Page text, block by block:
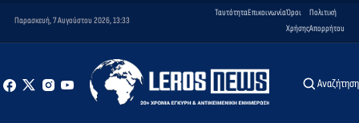
Παρασκευή, 7 Αυγούστου 2026, 13:33
ΤαυτότηταΕπικοινωνίαΌροι
Χρήσης
Πολιτική
Απορρήτου
Αναζήτηση